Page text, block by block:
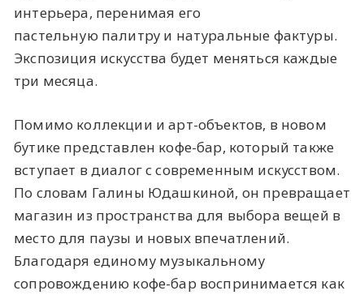
интерьера, перенимая его
пастельную палитру и натуральные фактуры.
Экспозиция искусства будет меняться каждые
три месяца.
Помимо коллекции и арт-объектов, в новом
бутике представлен кофе-бар, который также
вступает в диалог с современным искусством.
По словам Галины Юдашкиной, он превращает
магазин из пространства для выбора вещей в
место для паузы и новых впечатлений.
Благодаря единому музыкальному
сопровождению кофе-бар воспринимается как